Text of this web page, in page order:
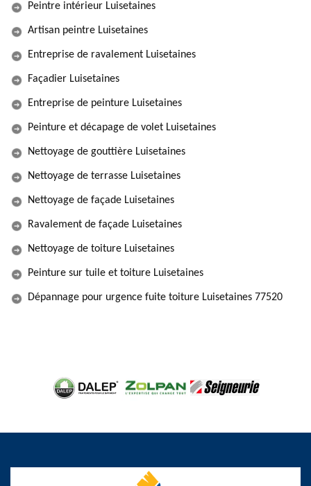
Peintre intérieur Luisetaines
Artisan peintre Luisetaines
Entreprise de ravalement Luisetaines
Façadier Luisetaines
Entreprise de peinture Luisetaines
Peinture et décapage de volet Luisetaines
Nettoyage de gouttière Luisetaines
Nettoyage de terrasse Luisetaines
Nettoyage de façade Luisetaines
Ravalement de façade Luisetaines
Nettoyage de toiture Luisetaines
Peinture sur tuile et toiture Luisetaines
Dépannage pour urgence fuite toiture Luisetaines 77520